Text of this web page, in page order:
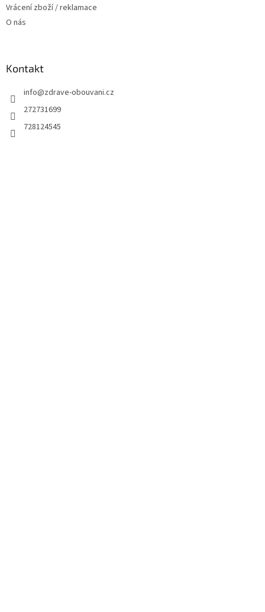
Vrácení zboží / reklamace
O nás
Kontakt
info@zdrave-obouvani.cz
272731699
728124545